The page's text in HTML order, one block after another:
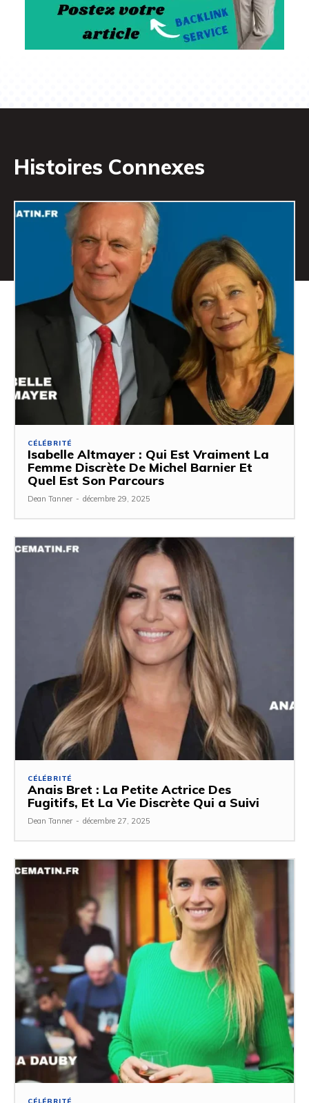
Histoires Connexes
CÉLÉBRITÉ
Isabelle Altmayer : Qui Est Vraiment La
Femme Discrète De Michel Barnier Et
Quel Est Son Parcours
Dean Tanner - décembre 29, 2025
CÉLÉBRITÉ
Anais Bret : La Petite Actrice Des
Fugitifs, Et La Vie Discrète Qui a Suivi
Dean Tanner - décembre 27, 2025
CÉLÉBRITÉ